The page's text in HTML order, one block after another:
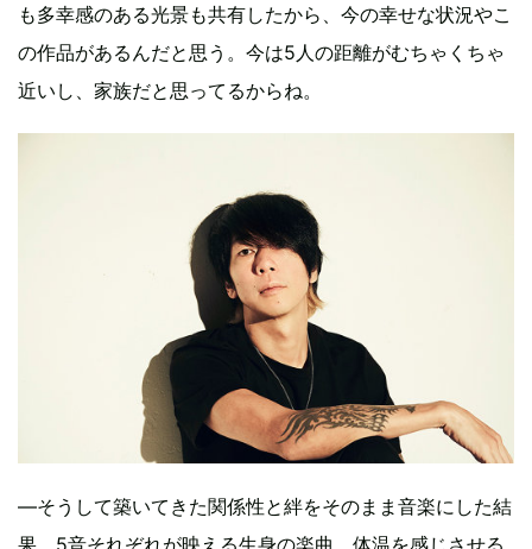
も多幸感のある光景も共有したから、今の幸せな状況やこ
の作品があるんだと思う。今は5人の距離がむちゃくちゃ
近いし、家族だと思ってるからね。
―そうして築いてきた関係性と絆をそのまま音楽にした結